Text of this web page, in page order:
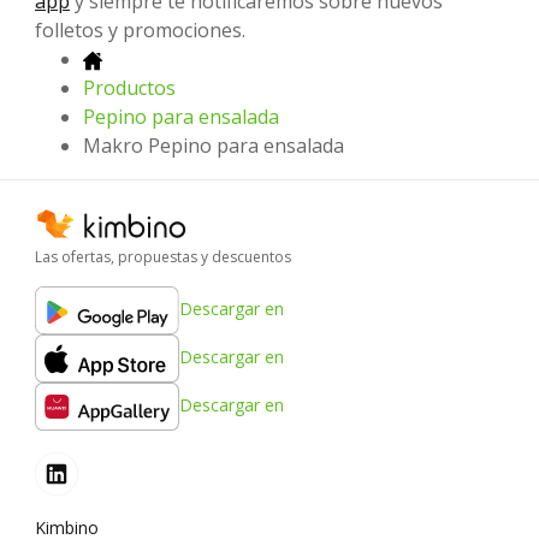
folletos y promociones.
Productos
Pepino para ensalada
Makro Pepino para ensalada
Las ofertas, propuestas y descuentos
Descargar en
Descargar en
Descargar en
Kimbino